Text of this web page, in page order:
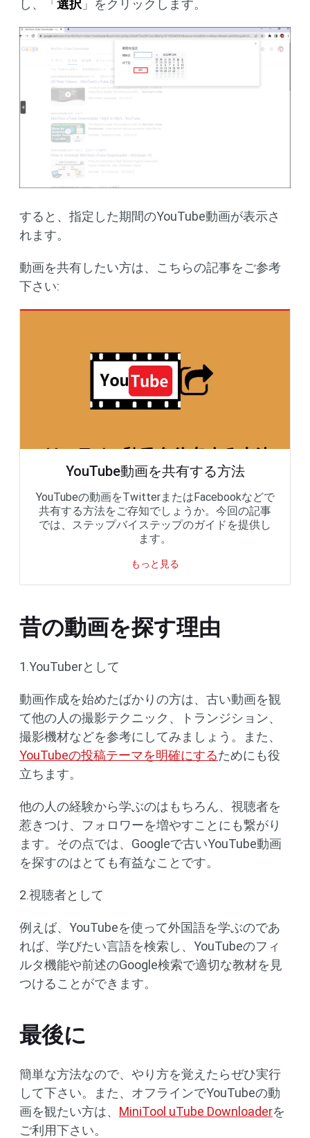
し、「 選択」をクリックします。
すると、指定した期間のYouTube動画が表示さ
れます。
動画を共有したい方は、こちらの記事をご参考
下さい:
YouTube動画を共有する方法
YouTubeの動画をTwitterまたはFacebookなどで
共有する方法をご存知でしょうか。今回の記事
では、ステップバイステップのガイドを提供し
ます。
もっと見る
昔の動画を探す理由
1.YouTuberとして
動画作成を始めたばかりの方は、古い動画を観
て他の人の撮影テクニック、トランジション、
撮影機材などを参考にしてみましょう。また、
YouTubeの投稿テーマを明確にするためにも役
立ちます。
他の人の経験から学ぶのはもちろん、視聴者を
惹きつけ、フォロワーを増やすことにも繋がり
ます。その点では、Googleで古いYouTube動画
を探すのはとても有益なことです。
2.視聴者として
例えば、YouTubeを使って外国語を学ぶのであ
れば、学びたい言語を検索し、YouTubeのフィ
ルタ機能や前述のGoogle検索で適切な教材を見
つけることができます。
最後に
簡単な方法なので、やり方を覚えたらぜひ実行
して下さい。また、オフラインでYouTubeの動
画を観たい方は、 MiniTool uTube Downloaderを
ご利用下さい。